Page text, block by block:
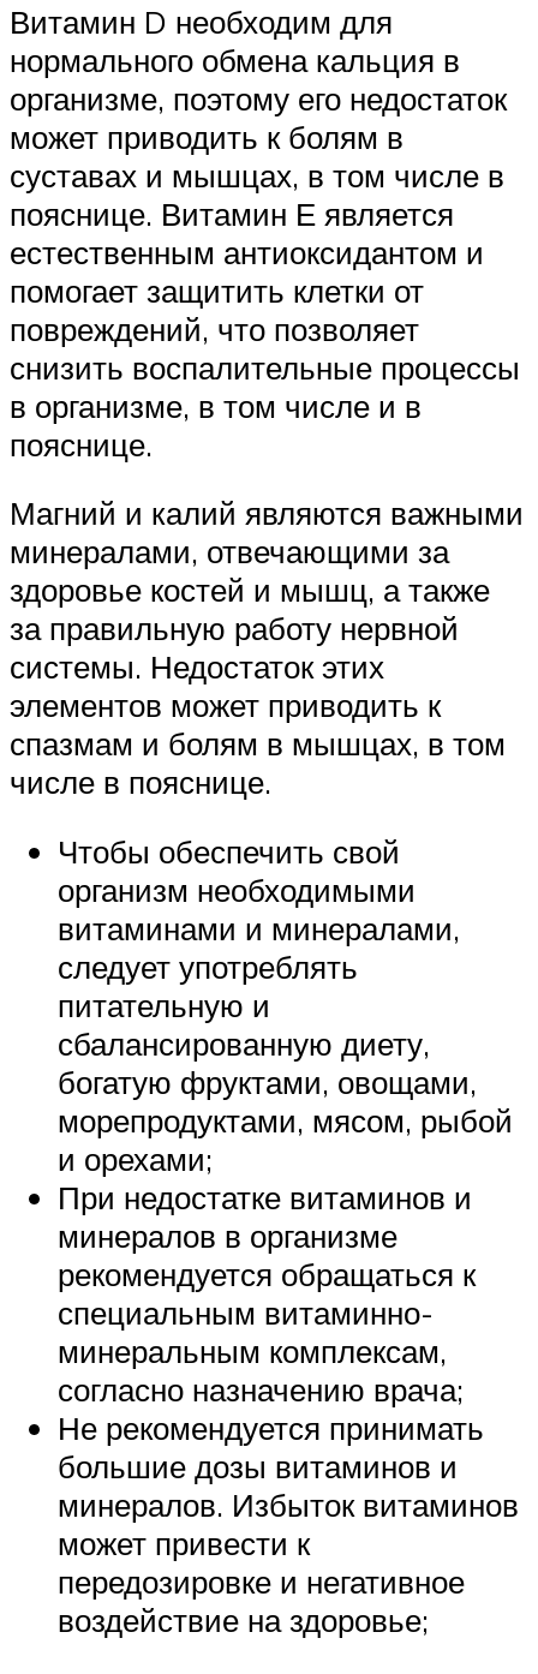
Витамин D необходим для
нормального обмена кальция в
организме, поэтому его недостаток
может приводить к болям в
суставах и мышцах, в том числе в
пояснице. Витамин Е является
естественным антиоксидантом и
помогает защитить клетки от
повреждений, что позволяет
снизить воспалительные процессы
в организме, в том числе и в
пояснице.
Магний и калий являются важными
минералами, отвечающими за
здоровье костей и мышц, а также
за правильную работу нервной
системы. Недостаток этих
элементов может приводить к
спазмам и болям в мышцах, в том
числе в пояснице.
Чтобы обеспечить свой
организм необходимыми
витаминами и минералами,
следует употреблять
питательную и
сбалансированную диету,
богатую фруктами, овощами,
морепродуктами, мясом, рыбой
и орехами;
При недостатке витаминов и
минералов в организме
рекомендуется обращаться к
специальным витаминно-
минеральным комплексам,
согласно назначению врача;
Не рекомендуется принимать
большие дозы витаминов и
минералов. Избыток витаминов
может привести к
передозировке и негативное
воздействие на здоровье;